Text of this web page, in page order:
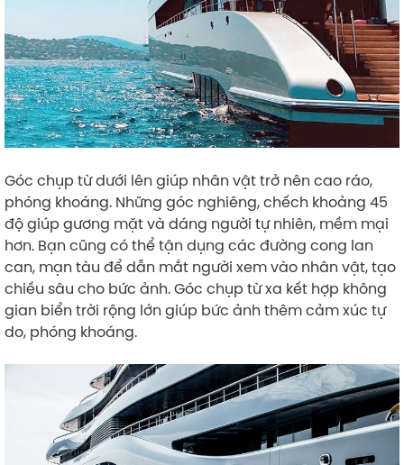
Góc chụp từ dưới lên giúp nhân vật trở nên cao ráo,
phóng khoáng. Những góc nghiêng, chếch khoảng 45
độ giúp gương mặt và dáng người tự nhiên, mềm mại
hơn. Bạn cũng có thể tận dụng các đường cong lan
can, mạn tàu để dẫn mắt người xem vào nhân vật, tạo
chiều sâu cho bức ảnh. Góc chụp từ xa kết hợp không
gian biển trời rộng lớn giúp bức ảnh thêm cảm xúc tự
do, phóng khoáng.